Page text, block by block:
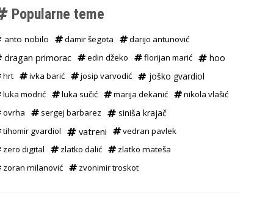
Popularne teme
anto nobilo damir šegota darijo antunović
dragan primorac edin džeko florijan marić hoo
hrt ivka barić josip varvodić joško gvardiol
luka modrić luka sučić marija dekanić
nikola vlašić
ovrha
sergej barbarez siniša krajač
tihomir gvardiol vatreni
vedran pavlek
zero digital
zlatko dalić
zlatko mateša
zoran milanović
zvonimir troskot